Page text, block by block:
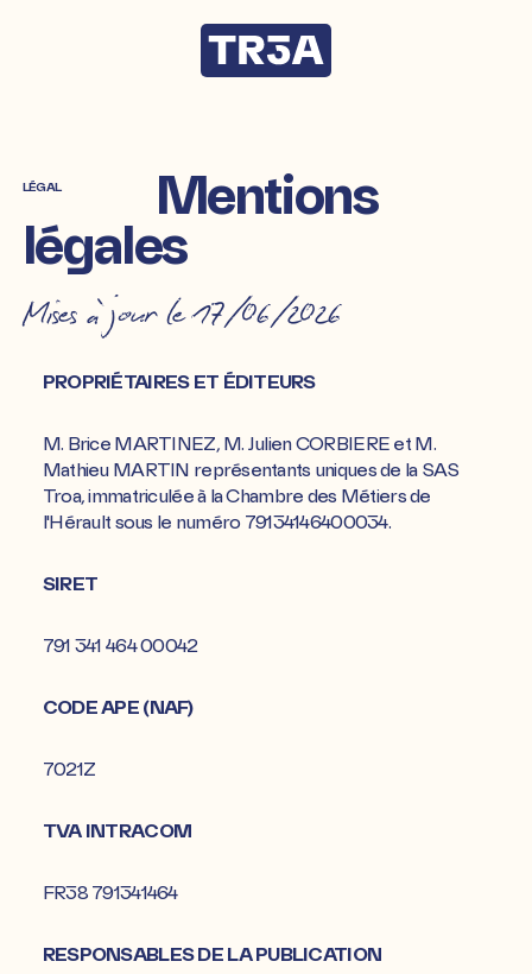
LÉGAL Mentions
légales
Mises à jour le 17/06/2026
PROPRIÉTAIRES ET ÉDITEURS
M. Brice MARTINEZ, M. Julien CORBIERE et M.
Mathieu MARTIN représentants uniques de la SAS
Troa, immatriculée à la Chambre des Métiers de
l'Hérault sous le numéro 79134146400034.
SIRET
791 341 464 00042
CODE APE (NAF)
7021Z
TVA INTRACOM
FR38 791341464
RESPONSABLES DE LA PUBLICATION